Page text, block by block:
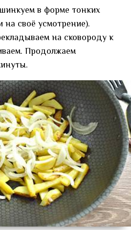
в форме тонких
на своё усмотрение).
на сковороду к
Продолжаем